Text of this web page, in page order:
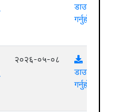
डाउनलोड
गर्नुहोस्
२०२६-०५-०८
डाउनलोड
गर्नुहोस्